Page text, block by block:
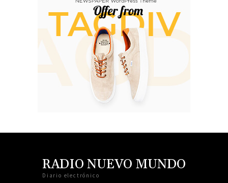
RADIO NUEVO MUNDO
Diario electrónico